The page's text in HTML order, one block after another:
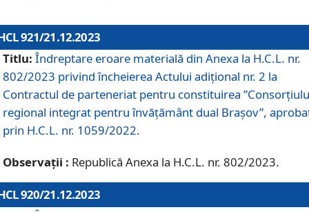
921/21.12.2023
Titlu: Îndreptare eroare materială din Anexa la H.C.L. nr.
802/2023 privind încheierea Actului adițional nr. 2 la
Contractul de parteneriat pentru constituirea
regional integrat pentru învățământ dual Brașov”,
prin H.C.L. nr. 1059/2022.
Observații : Republică Anexa la H.C.L. nr. 802/2023.
920/21.12.2023